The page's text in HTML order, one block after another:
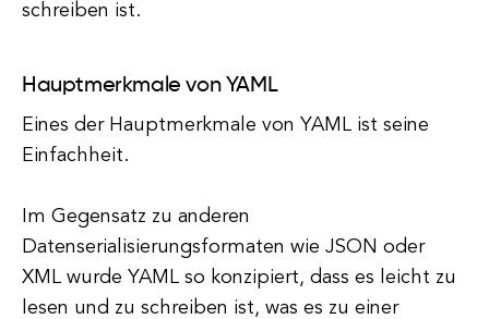
schreiben ist.
Hauptmerkmale von YAML
Eines der Hauptmerkmale von YAML ist seine
Einfachheit.
Im Gegensatz zu anderen
Datenserialisierungsformaten wie JSON oder
XML wurde YAML so konzipiert, dass es leicht zu
lesen und zu schreiben ist, was es zu einer